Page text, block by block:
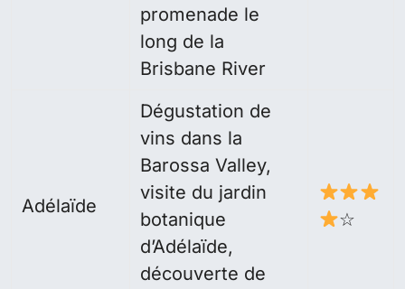
promenade le
long de la
Brisbane River
Adélaïde
Dégustation de
vins dans la
Barossa Valley,
visite du jardin
botanique
d’Adélaïde,
découverte de
☆